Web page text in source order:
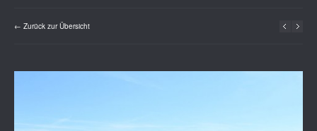
← Zurück zur Übersicht